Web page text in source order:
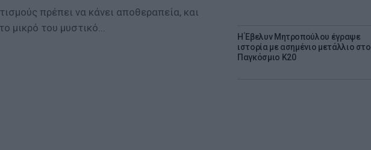
Η Έβελυν Μητροπούλου έγραψε
ιστορία με ασημένιο μετάλλιο στο
Παγκόσμιο Κ20
πρέπει να κάνει αποθεραπεία, και
μικρό του μυστικό...